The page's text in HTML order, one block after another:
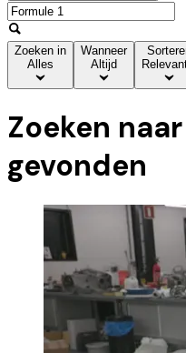
Zoeken in
Alles
Wanneer
Altijd
Zoeken
gevonden